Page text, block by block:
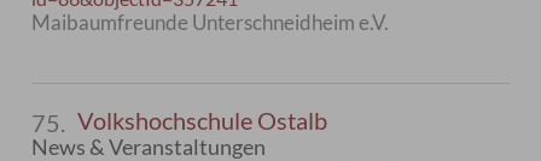
Maibaumfreunde Unterschneidheim e.V.
75. Volkshochschule Ostalb
News & Veranstaltungen